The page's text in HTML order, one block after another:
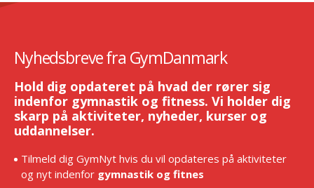
Nyhedsbreve fra GymDanmark
Hold dig opdateret på hvad der rører sig
indenfor gymnastik og fitness. Vi holder dig
skarp på aktiviteter, nyheder, kurser og
uddannelser.
Tilmeld dig GymNyt hvis du vil opdateres på aktiviteter
og nyt indenfor gymnastik og fitnes